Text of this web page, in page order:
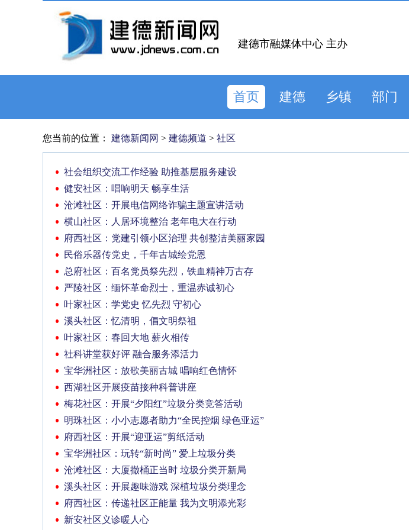
建德市融媒体中心 主办
首页 建德 乡镇 部门
您当前的位置： 建德新闻网 > 建德频道 > 社区
社会组织交流工作经验 助推基层服务建设
健安社区：唱响明天 畅享生活
沧滩社区：开展电信网络诈骗主题宣讲活动
横山社区：人居环境整治 老年电大在行动
府西社区：党建引领小区治理 共创整洁美丽家园
民俗乐器传党史，千年古城绘党恩
总府社区：百名党员祭先烈，铁血精神万古存
严陵社区：缅怀革命烈士，重温赤诚初心
叶家社区：学党史 忆先烈 守初心
溪头社区：忆清明，倡文明祭祖
叶家社区：春回大地 薪火相传
社科讲堂获好评 融合服务添活力
宝华洲社区：放歌美丽古城 唱响红色情怀
西湖社区开展疫苗接种科普讲座
梅花社区：开展“夕阳红”垃圾分类竞答活动
明珠社区：小小志愿者助力“全民控烟 绿色亚运”
府西社区：开展“迎亚运”剪纸活动
宝华洲社区：玩转“新时尚” 爱上垃圾分类
沧滩社区：大厦撤桶正当时 垃圾分类开新局
溪头社区：开展趣味游戏 深植垃圾分类理念
府西社区：传递社区正能量 我为文明添光彩
新安社区义诊暖人心